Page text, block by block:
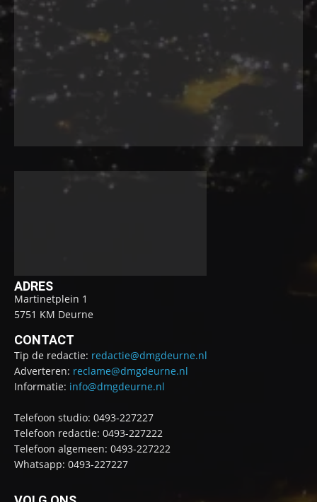
ADRES
Martinetplein 1
5751 KM Deurne
CONTACT
Tip de redactie: redactie@dmgdeurne.nl
Adverteren: reclame@dmgdeurne.nl
Informatie: info@dmgdeurne.nl
Telefoon studio: 0493-227227
Telefoon redactie: 0493-227222
Telefoon algemeen: 0493-227222
Whatsapp: 0493-227227